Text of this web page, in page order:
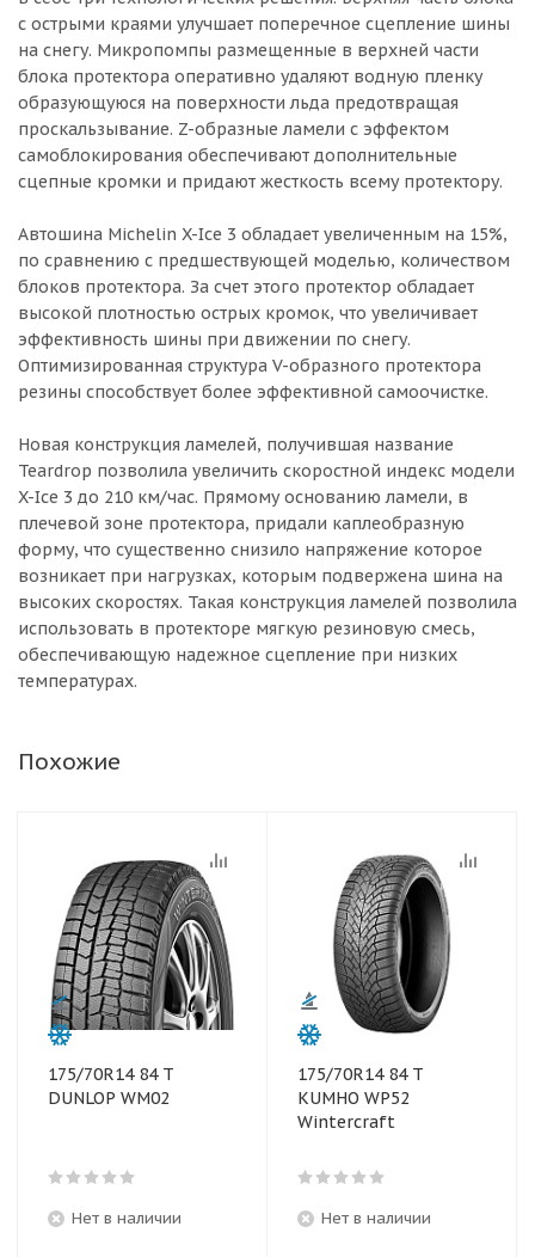
с острыми краями улучшает поперечное сцепление шины
на снегу. Микропомпы размещенные в верхней части
блока протектора оперативно удаляют водную пленку
образующуюся на поверхности льда предотвращая
проскальзывание. Z-образные ламели с эффектом
самоблокирования обеспечивают дополнительные
сцепные кромки и придают жесткость всему протектору.
Автошина Michelin X-Ice 3 обладает увеличенным на 15%,
по сравнению с предшествующей моделью, количеством
блоков протектора. За счет этого протектор обладает
высокой плотностью острых кромок, что увеличивает
эффективность шины при движении по снегу.
Оптимизированная структура V-образного протектора
резины способствует более эффективной самоочистке.
Новая конструкция ламелей, получившая название
Teardrop позволила увеличить скоростной индекс модели
X-Ice 3 до 210 км/час. Прямому основанию ламели, в
плечевой зоне протектора, придали каплеобразную
форму, что существенно снизило напряжение которое
возникает при нагрузках, которым подвержена шина на
высоких скоростях. Такая конструкция ламелей позволила
использовать в протекторе мягкую резиновую смесь,
обеспечивающую надежное сцепление при низких
температурах.
Похожие
175/70R14 84 T
DUNLOP WM02
Нет в наличии
175/70R14 84 T
KUMHO WP52
Wintercraft
Нет в наличии